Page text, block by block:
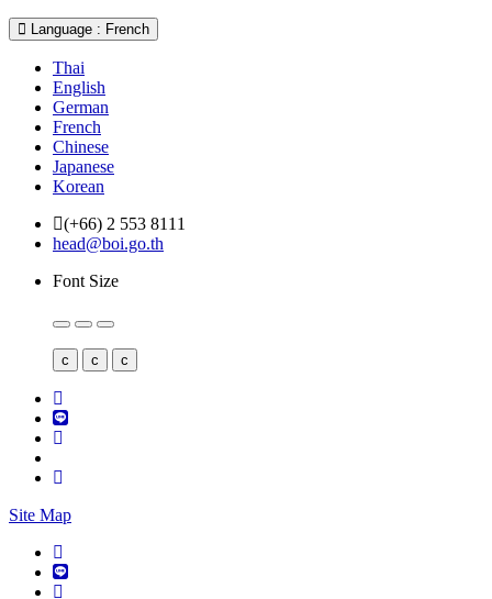
Language : French
Thai
English
German
French
Chinese
Japanese
Korean
(+66) 2 553 8111
head@boi.go.th
Font Size
c c c
Site Map